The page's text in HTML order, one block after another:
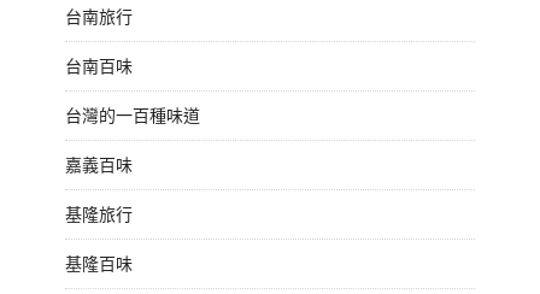
台南旅行
台南百味
台灣的一百種味道
嘉義百味
基隆旅行
基隆百味